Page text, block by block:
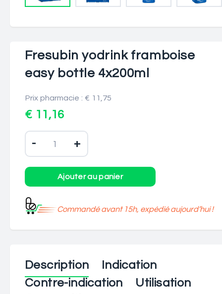
Fresubin yodrink framboise
easy bottle 4x200ml
Prix pharmacie : € 11,75
€ 11,16
- +
Commandé avant 15h, expédié aujourd’hui !
Description
Indication
Contre-indication
Utilisation